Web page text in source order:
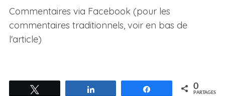
Commentaires via Facebook (pour les
commentaires traditionnels, voir en bas de
l'article)
Partagez 0
PARTAGES